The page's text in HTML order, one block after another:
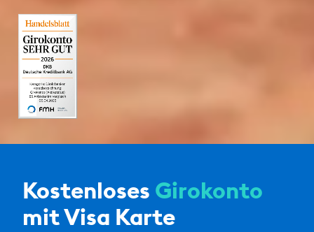
Kostenloses Girokonto
mit Visa Karte